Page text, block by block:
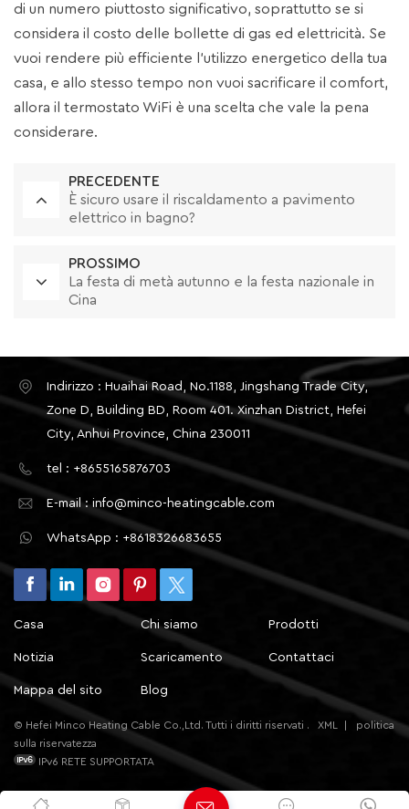
di un numero piuttosto significativo, soprattutto se si
considera il costo delle bollette di gas ed elettricità. Se
vuoi rendere più efficiente l'utilizzo energetico della tua
casa, e allo stesso tempo non vuoi sacrificare il comfort,
allora il termostato WiFi è una scelta che vale la pena
considerare.
PRECEDENTE
È sicuro usare il riscaldamento a pavimento
elettrico in bagno?
PROSSIMO
La festa di metà autunno e la festa nazionale in
Cina
Indirizzo : Huaihai Road, No.1188, Jingshang Trade City,
Zone D, Building BD, Room 401. Xinzhan District, Hefei
City, Anhui Province, China 230011
tel : +8655165876703
E-mail : info@minco-heatingcable.com
WhatsApp : +8618326683655
Casa Chi siamo Prodotti
Notizia Scaricamento Contattaci
Mappa del sito Blog
© Hefei Minco Heating Cable Co.,Ltd. Tutti i diritti riservati . XML
politica
sulla riservatezza
IPv6 RETE SUPPORTATA